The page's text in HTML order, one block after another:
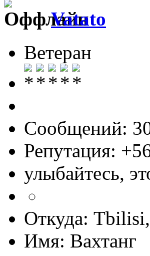
Vatato
Ветеран
Сообщений:
Репутация:
улыбайтесь,
Откуда:
Имя: Вахтанг